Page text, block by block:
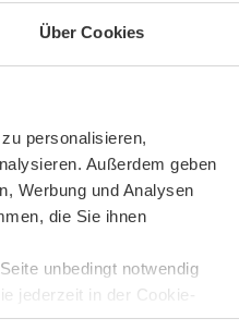
Über Cookies
personalisieren,
Außerdem geben
Werbung und Analysen
die Sie ihnen
unbedingt notwendig
jederzeit in der Cookie-